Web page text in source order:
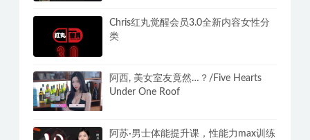
Chris红丸觉醒会员3.0全新内容女性分
类
阿西, 美女室友竟然…？/Five Hearts
Under One Roof
阿苏·男士体能提升课，性能力max训练